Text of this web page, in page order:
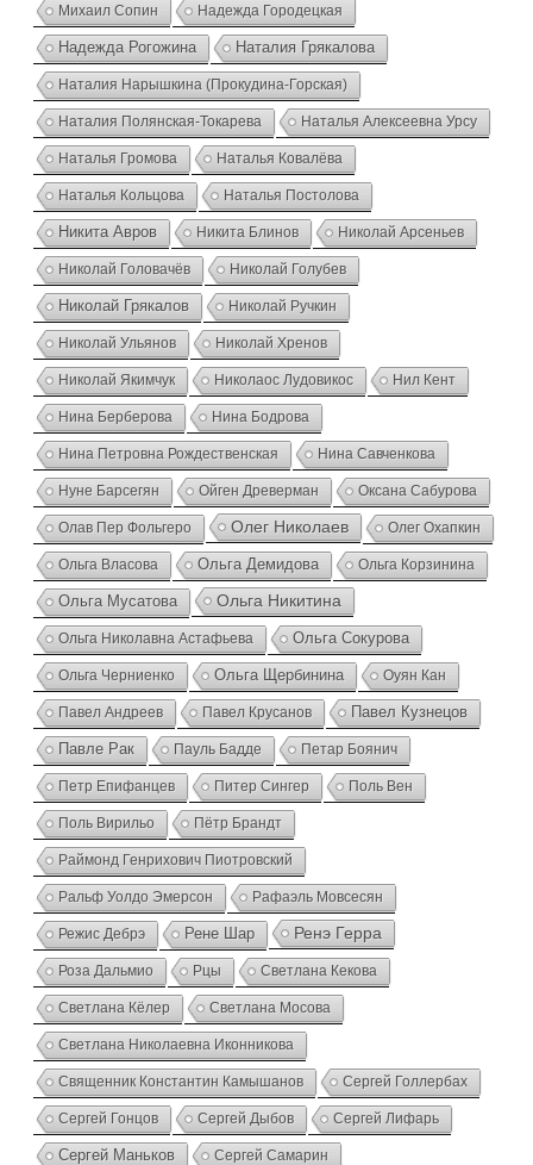
Михаил Сопин Надежда Городецкая
Надежда Рогожина Наталия Грякалова
Наталия Нарышкина (Прокудина-Горская)
Наталия Полянская-Токарева Наталья Алексеевна Урсу
Наталья Громова Наталья Ковалёва
Наталья Кольцова Наталья Постолова
Никита Авров Никита Блинов Николай Арсеньев
Николай Головачёв Николай Голубев
Николай Грякалов Николай Ручкин
Николай Ульянов Николай Хренов
Николай Якимчук Николаос Лудовикос Нил Кент
Нина Берберова Нина Бодрова
Нина Петровна Рождественская Нина Савченкова
Нуне Барсегян Ойген Древерман Оксана Сабурова
Олав Пер Фольгеро Олег Николаев Олег Охапкин
Ольга Власова Ольга Демидова Ольга Корзинина
Ольга Мусатова Ольга Никитина
Ольга Николавна Астафьева Ольга Сокурова
Ольга Черниенко Ольга Щербинина Оуян Кан
Павел Андреев Павел Крусанов Павел Кузнецов
Павле Рак Пауль Бадде Петар Боянич
Петр Епифанцев Питер Сингер Поль Вен
Поль Вирильо Пётр Брандт
Раймонд Генрихович Пиотровский
Ральф Уолдо Эмерсон Рафаэль Мовсесян
Режис Дебрэ Рене Шар Ренэ Герра
Роза Дальмио Рцы Светлана Кекова
Светлана Кёлер Светлана Мосова
Светлана Николаевна Иконникова
Священник Константин Камышанов Сергей Голлербах
Сергей Гонцов Сергей Дыбов Сергей Лифарь
Сергей Маньков Сергей Самарин